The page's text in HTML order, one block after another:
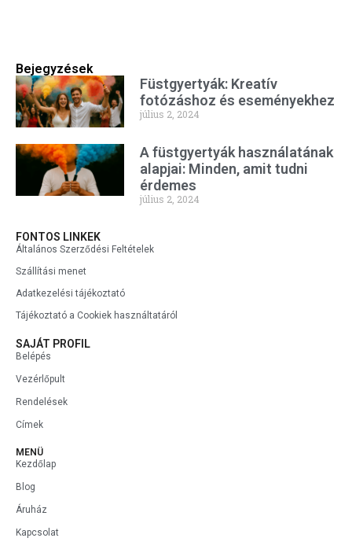
Bejegyzések
Füstgyertyák: Kreatív
fotózáshoz és eseményekhez
július 2, 2024
A füstgyertyák használatának
alapjai: Minden, amit tudni
érdemes
július 2, 2024
FONTOS LINKEK
Általános Szerződési Feltételek
Szállítási menet
Adatkezelési tájékoztató
Tájékoztató a Cookiek használtatáról
SAJÁT PROFIL
Belépés
Vezérlőpult
Rendelések
Címek
MENÜ
Kezdőlap
Blog
Áruház
Kapcsolat